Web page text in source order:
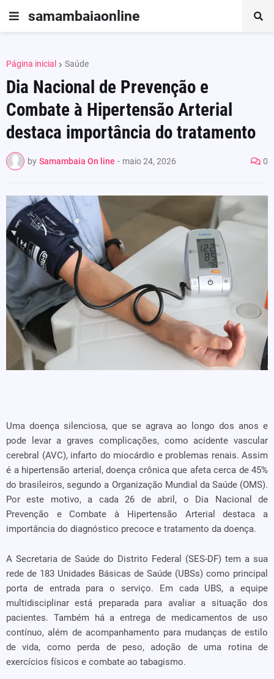
samambaiaonline
Página inicial Saúde
Dia Nacional de Prevenção e
Combate à Hipertensão Arterial
destaca importância do tratamento
by Samambaia On line - maio 24, 2026 0
Uma doença silenciosa, que se agrava ao longo dos anos e
pode levar a graves complicações, como acidente vascular
cerebral (AVC), infarto do miocárdio e problemas renais. Assim
é a hipertensão arterial, doença crônica que afeta cerca de 45%
do brasileiros, segundo a Organização Mundial da Saúde (OMS).
Por este motivo, a cada 26 de abril, o Dia Nacional de
Prevenção e Combate à Hipertensão Arterial destaca a
importância do diagnóstico precoce e tratamento da doença.
A Secretaria de Saúde do Distrito Federal (SES-DF) tem a sua
rede de 183 Unidades Básicas de Saúde (UBSs) como principal
porta de entrada para o serviço. Em cada UBS, a equipe
multidisciplinar está preparada para avaliar a situação dos
pacientes. Também há a entrega de medicamentos de uso
contínuo, além de acompanhamento para mudanças de estilo
de vida, como perda de peso, adoção de uma rotina de
exercícios físicos e combate ao tabagismo.